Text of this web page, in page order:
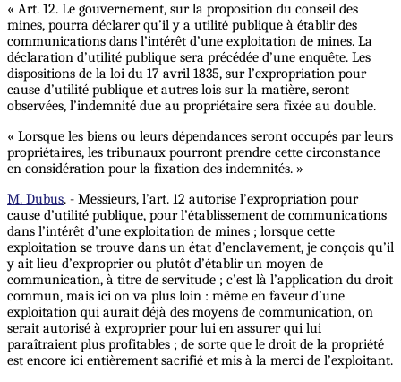
« Art. 12. Le gouvernement, sur la proposition du conseil des
mines, pourra déclarer qu’il y a utilité publique à établir des
communications dans l’intérêt d’une exploitation de mines. La
déclaration d’utilité publique sera précédée d’une enquête. Les
dispositions de la loi du 17 avril 1835, sur l’expropriation pour
cause d’utilité publique et autres lois sur la matière, seront
observées, l’indemnité due au propriétaire sera fixée au double.
« Lorsque les biens ou leurs dépendances seront occupés par leurs
propriétaires, les tribunaux pourront prendre cette circonstance
en considération pour la fixation des indemnités. »
M. Dubus. - Messieurs, l’art. 12 autorise l’expropriation pour
cause d’utilité publique, pour l’établissement de communications
dans l’intérêt d’une exploitation de mines ; lorsque cette
exploitation se trouve dans un état d’enclavement, je conçois qu’il
y ait lieu d’exproprier ou plutôt d’établir un moyen de
communication, à titre de servitude ; c’est là l’application du droit
commun, mais ici on va plus loin : même en faveur d’une
exploitation qui aurait déjà des moyens de communication, on
serait autorisé à exproprier pour lui en assurer qui lui
paraîtraient plus profitables ; de sorte que le droit de la propriété
est encore ici entièrement sacrifié et mis à la merci de l’exploitant.